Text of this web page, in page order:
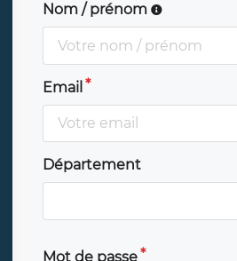
Nom / prénom
Email
Département
Mot de passe